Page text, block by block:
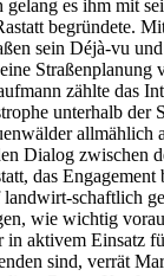
es ihm mit
begründete.
sein Déjà-vu
Straßenplanung
zählte das
unterhalb
Dialog zwischen
das
schaftlich
wie wichtig
aktivem Einsatz
sind, verrät